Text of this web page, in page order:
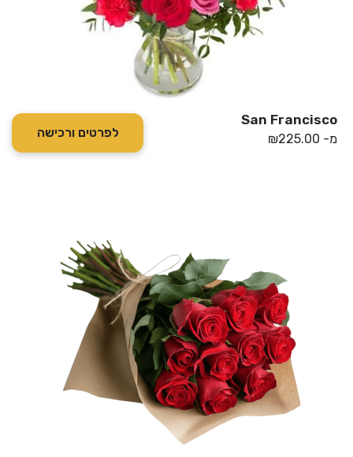
San Francisco
מ- ₪225.00 לפרטים ורכישה